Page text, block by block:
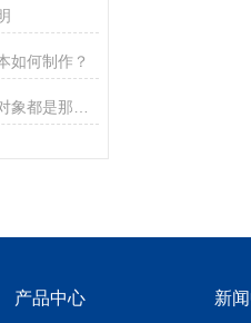
如何制作？
产品中心 新